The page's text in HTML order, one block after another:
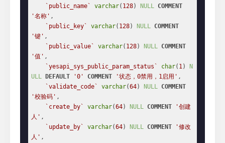
`public_name`
varchar( 128) NULL COMMENT
'名称' ,
`public_key`
varchar( 128) NULL COMMENT
'键' ,
`public_value`
varchar( 128) NULL COMMENT
'值' ,
`yesapi_sys_public_param_status`
char( 1)
N
ULL
DEFAULT '0' COMMENT '状态，0禁用，1启用' ,
`validate_code`
varchar(64) NULL COMMENT
'校验码' ,
`create_by`
varchar(64) NULL COMMENT
'创建
人' ,
`update_by`
varchar(64) NULL COMMENT
'修改
人' ,